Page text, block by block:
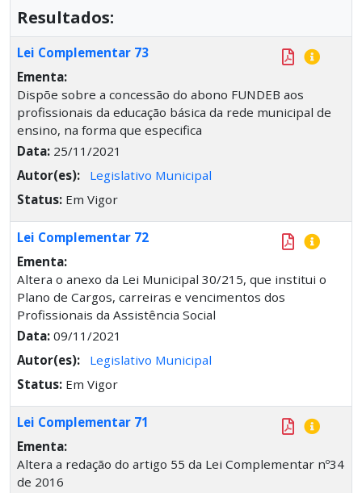
Resultados:
Lei Complementar 73
Ementa:
Dispõe sobre a concessão do abono FUNDEB aos
profissionais da educação básica da rede municipal de
ensino, na forma que especifica
Data: 25/11/2021
Autor(es):
Legislativo Municipal
Status: Em Vigor
Lei Complementar 72
Ementa:
Altera o anexo da Lei Municipal 30/215, que institui o
Plano de Cargos, carreiras e vencimentos dos
Profissionais da Assistência Social
Data: 09/11/2021
Autor(es):
Legislativo Municipal
Status: Em Vigor
Lei Complementar 71
Ementa:
Altera a redação do artigo 55 da Lei Complementar nº34
de 2016